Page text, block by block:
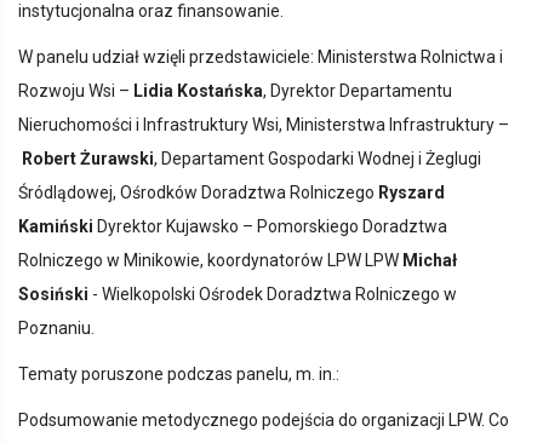
instytucjonalna oraz finansowanie.
W panelu udział wzięli przedstawiciele: Ministerstwa Rolnictwa i
Rozwoju Wsi – Lidia Kostańska, Dyrektor Departamentu
Nieruchomości i Infrastruktury Wsi, Ministerstwa Infrastruktury –
Robert Żurawski, Departament Gospodarki Wodnej i Żeglugi
Śródlądowej, Ośrodków Doradztwa Rolniczego Ryszard
Kamiński Dyrektor Kujawsko – Pomorskiego Doradztwa
Rolniczego w Minikowie, koordynatorów LPW LPW Michał
Sosiński - Wielkopolski Ośrodek Doradztwa Rolniczego w
Poznaniu.
Tematy poruszone podczas panelu, m. in.:
Podsumowanie metodycznego podejścia do organizacji LPW. Co